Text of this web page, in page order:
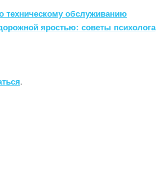
техническому обслуживанию
яростью: советы психолога
.